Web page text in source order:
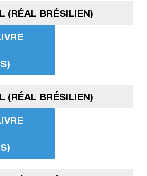
(RÉAL BRÉSILIEN)
(RÉAL BRÉSILIEN)